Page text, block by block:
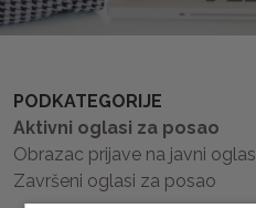
PODKATEGORIJE
Aktivni oglasi za posao
Obrazac prijave na javni oglas
Završeni oglasi za posao